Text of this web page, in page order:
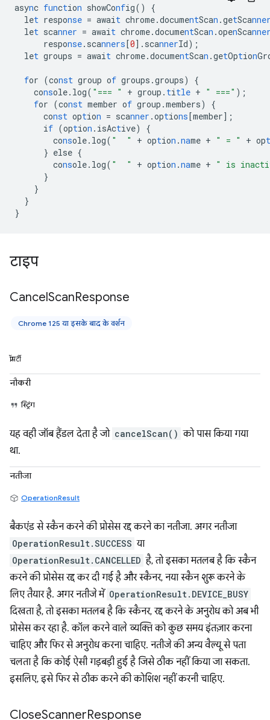
async function showConfig()
{
let response = await chrome.documentScan .getSca
let scanner = await chrome.documentScan .openSca
response.scanners[0] .scannerId);
let groups = await chrome.documentScan .getOption
for (const group of groups.groups)
{
console.log( "=== " + group. title + " ===" );
for (const member of group.members)
{
const option = scanner .options[member] ;
if (option .isActive)
{
console.log( "  " + option .name + " = " + opt
} else {
console.log( "  " + option .name + " is
}
}
}
}
टाइप
CancelScanResponse
Chrome 125 या इसके बाद के वर्शन
प्रॉपर्टी
नौकरी
स्ट्रिंग
यह वही जॉब हैंडल देता है जो cancelScan() को पास किया गया
था.
नतीजा
OperationResult
बैकएंड से स्कैन करने की प्रोसेस रद्द करने का नतीजा. अगर नतीजा
OperationResult.SUCCESS या
OperationResult.CANCELLED है, तो इसका मतलब है कि स्कैन
करने की प्रोसेस रद्द कर दी गई है और स्कैनर, नया स्कैन शुरू करने के
लिए तैयार है. अगर नतीजे में OperationResult.DEVICE_BUSY
दिखता है, तो इसका मतलब है कि स्कैनर, रद्द करने के अनुरोध को अब भी
प्रोसेस कर रहा है. कॉल करने वाले व्यक्ति को कुछ समय इंतज़ार करना
चाहिए और फिर से अनुरोध करना चाहिए. नतीजे की अन्य वैल्यू से पता
चलता है कि कोई ऐसी गड़बड़ी हुई है जिसे ठीक नहीं किया जा सकता.
इसलिए, इसे फिर से ठीक करने की कोशिश नहीं करनी चाहिए.
CloseScannerResponse